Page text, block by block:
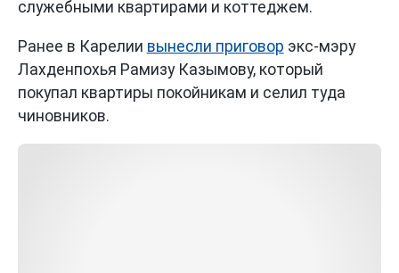
служебными квартирами и коттеджем.
Ранее в Карелии вынесли приговор экс-мэру
Лахденпохья Рамизу Казымову, который
покупал квартиры покойникам и селил туда
чиновников.